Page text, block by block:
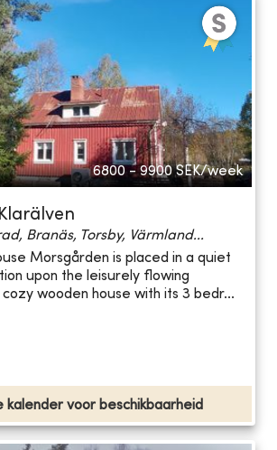
6800 - 9900 SEK/week
Branäs, Torsby, Värmland...
Morsgården is placed in a quiet
upon the leisurely flowing
cozy wooden house with its 3 bedr...
kalender voor beschikbaarheid